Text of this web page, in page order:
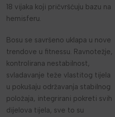
18 vijaka koji pričvršćuju bazu na
hemisferu.
Bosu se savršeno uklapa u nove
trendove u fitnessu. Ravnotežje,
kontrolirana nestabilnost,
svladavanje teže vlastitog tijela
u pokušaju održavanja stabilnog
položaja, integrirani pokreti svih
dijelova tijela, sve to su